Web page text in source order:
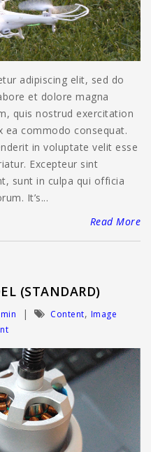
adipiscing elit, sed do
et dolore magna
quis nostrud exercitation
ea commodo consequat.
in voluptate velit esse
Excepteur sint
sunt in culpa qui officia
It’s...
Read More
(STANDARD)
Content, Image